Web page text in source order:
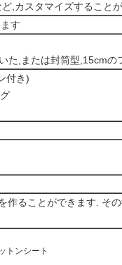
,カスタマイズすること
す
た,または封筒型,15cmの
付き)
作ることができます. そ
トンシート